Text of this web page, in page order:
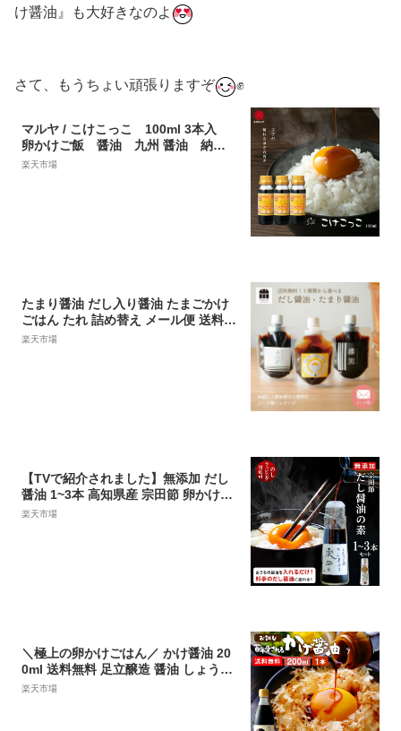
け醤油』も大好きなのよ
さて、もうちょい頑張りますぞ ✊
マルヤ / こけこっこ 100ml 3本入
卵かけご飯 醤油 九州 醤油 納
豆 タレ 九州 甘口醤油 めんつ
楽天市場
たまり醤油 だし入り醤油 たまごかけ
ごはん たれ 詰め替え メール便 送料無
料 お試しサイズ パウチ 120ml 卵かけ
楽天市場
【TVで紹介されました】無添加 だし
醤油 1~3本 高知県産 宗田節 卵かけご
飯 醤油 だししょうゆ 出汁醤油 かけ醤
楽天市場
＼極上の卵かけごはん／ かけ醤油 20
0ml 送料無料 足立醸造 醤油 しょうゆ
かけしょうゆ 甘口 甘口醤油 旨口 うま
楽天市場